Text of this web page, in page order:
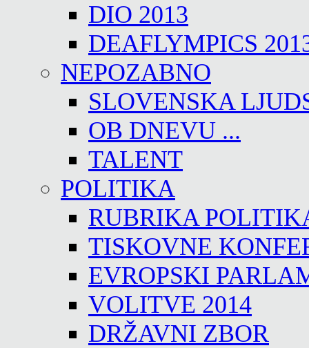
DIO 2013
DEAFLYMPICS
NEPOZABNO
SLOVENSKA
OB DNEVU ...
TALENT
POLITIKA
RUBRIKA
TISKOVNE
EVROPSKI
VOLITVE 2014
DRŽAVNI ZBOR